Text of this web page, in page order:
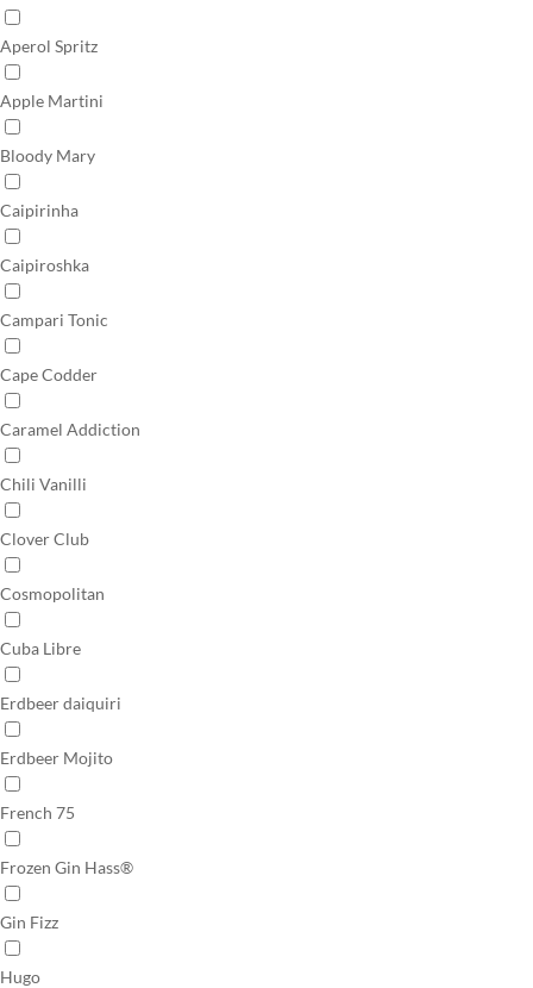
Aperol Spritz
Apple Martini
Bloody Mary
Caipirinha
Caipiroshka
Campari Tonic
Cape Codder
Caramel Addiction
Chili Vanilli
Clover Club
Cosmopolitan
Cuba Libre
Erdbeer daiquiri
Erdbeer Mojito
French 75
Frozen Gin Hass®
Gin Fizz
Hugo